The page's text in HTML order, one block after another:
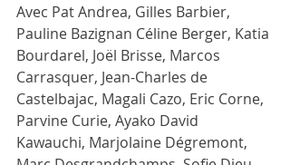
Avec Pat Andrea, Gilles Barbier,
Pauline Bazignan Céline Berger, Katia
Bourdarel, Joël Brisse, Marcos
Carrasquer, Jean-Charles de
Castelbajac, Magali Cazo, Eric Corne,
Parvine Curie, Ayako David
Kawauchi, Marjolaine Dégremont,